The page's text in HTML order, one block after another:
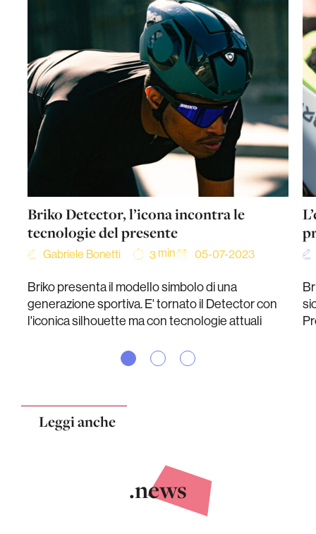
Briko Detector, l’icona incontra le
tecnologie del presente
Gabriele Bonetti 3 min 05-07-2023
Briko presenta il modello simbolo di una
generazione sportiva. E' tornato il Detector con
l'iconica silhouette ma con tecnologie attuali
Leggi anche
.news